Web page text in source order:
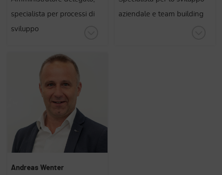
specialista per processi di
sviluppo
aziendale e team building
Andreas Wenter